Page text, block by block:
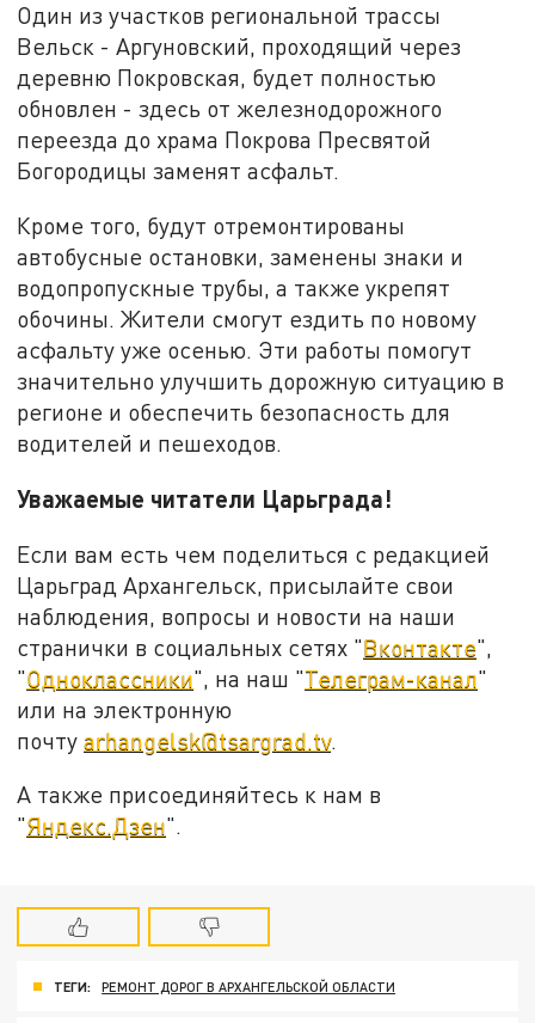
Один из участков региональной трассы
Вельск - Аргуновский, проходящий через
деревню Покровская, будет полностью
обновлен - здесь от железнодорожного
переезда до храма Покрова Пресвятой
Богородицы заменят асфальт.
Кроме того, будут отремонтированы
автобусные остановки, заменены знаки и
водопропускные трубы, а также укрепят
обочины. Жители смогут ездить по новому
асфальту уже осенью. Эти работы помогут
значительно улучшить дорожную ситуацию в
регионе и обеспечить безопасность для
водителей и пешеходов.
Уважаемые читатели Царьграда!
Если вам есть чем поделиться с редакцией
Царьград Архангельск, присылайте свои
наблюдения, вопросы и новости на наши
странички в социальных сетях "Вконтакте",
"Одноклассники", на наш "Телеграм-канал"
или на электронную
почтуarhangelsk@tsargrad.tv.
А также присоединяйтесь к нам в
"Яндекс.Дзен".
ТЕГИ: РЕМОНТ ДОРОГ В АРХАНГЕЛЬСКОЙ ОБЛАСТИ